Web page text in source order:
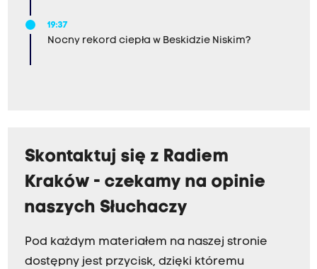
19:37
Nocny rekord ciepła w Beskidzie Niskim?
Skontaktuj się z Radiem
Kraków - czekamy na opinie
naszych Słuchaczy
Pod każdym materiałem na naszej stronie
dostępny jest przycisk, dzięki któremu